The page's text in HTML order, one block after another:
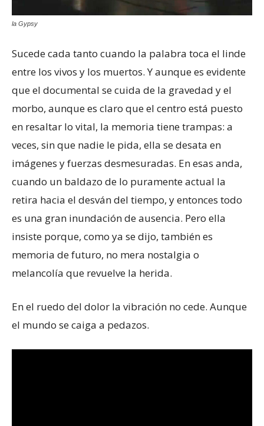
la Gypsy
Sucede cada tanto cuando la palabra toca el linde
entre los vivos y los muertos. Y aunque es evidente
que el documental se cuida de la gravedad y el
morbo, aunque es claro que el centro está puesto
en resaltar lo vital, la memoria tiene trampas: a
veces, sin que nadie le pida, ella se desata en
imágenes y fuerzas desmesuradas. En esas anda,
cuando un baldazo de lo puramente actual la
retira hacia el desván del tiempo, y entonces todo
es una gran inundación de ausencia. Pero ella
insiste porque, como ya se dijo, también es
memoria de futuro, no mera nostalgia o
melancolía que revuelve la herida.
En el ruedo del dolor la vibración no cede. Aunque
el mundo se caiga a pedazos.